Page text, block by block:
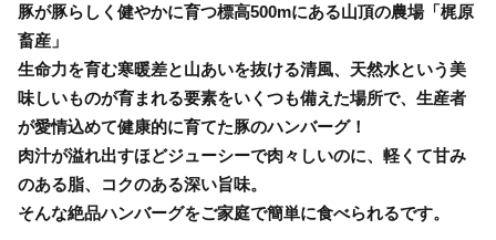
豚が豚らしく健やかに育つ標高500mにある山頂の農場「梶原
畜産」
生命力を育む寒暖差と山あいを抜ける清風、天然水という美
味しいものが育まれる要素をいくつも備えた場所で、生産者
が愛情込めて健康的に育てた豚のハンバーグ！
肉汁が溢れ出すほどジューシーで肉々しいのに、軽くて甘み
のある脂、コクのある深い旨味。
そんな絶品ハンバーグをご家庭で簡単に食べられるです。